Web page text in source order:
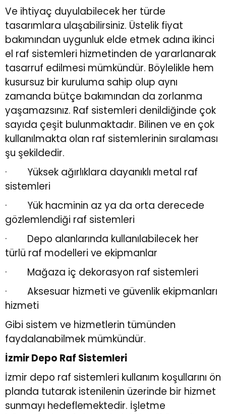
Ve ihtiyaç duyulabilecek her türde
tasarımlara ulaşabilirsiniz. Üstelik fiyat
bakımından uygunluk elde etmek adına ikinci
el raf sistemleri hizmetinden de yararlanarak
tasarruf edilmesi mümkündür. Böylelikle hem
kusursuz bir kuruluma sahip olup aynı
zamanda bütçe bakımından da zorlanma
yaşamazsınız. Raf sistemleri denildiğinde çok
sayıda çeşit bulunmaktadır. Bilinen ve en çok
kullanılmakta olan raf sistemlerinin sıralaması
şu şekildedir.
· Yüksek ağırlıklara dayanıklı metal raf
sistemleri
· Yük hacminin az ya da orta derecede
gözlemlendiği raf sistemleri
· Depo alanlarında kullanılabilecek her
türlü raf modelleri ve ekipmanlar
· Mağaza iç dekorasyon raf sistemleri
· Aksesuar hizmeti ve güvenlik ekipmanları
hizmeti
Gibi sistem ve hizmetlerin tümünden
faydalanabilmek mümkündür.
İzmir Depo Raf Sistemleri
İzmir depo raf sistemleri kullanım koşullarını ön
planda tutarak istenilenin üzerinde bir hizmet
sunmayı hedeflemektedir. İşletme